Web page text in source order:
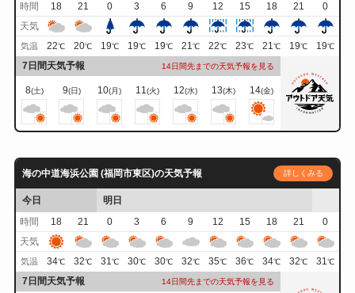
時間
18 21 0 3 6 9 12 15 18 21
0
天気
気温 22℃ 20℃ 19℃ 19℃ 19℃ 21℃ 22℃ 23℃ 21℃ 19℃ 19℃
7日間天気予報 14日間先までの天気予報を見る
8(土) 9(日) 10(月) 11(火) 12(水) 13(木) 14(金)
海の中道海浜公園 (福岡市東区)の天気予報 詳しくみる
今日
明日
時間
18 21 0 3 6 9 12 15 18 21
0
天気
気温 34℃ 32℃ 31℃ 30℃ 30℃ 32℃ 35℃ 36℃ 34℃ 32℃ 31℃
7日間天気予報 14日間先までの天気予報を見る